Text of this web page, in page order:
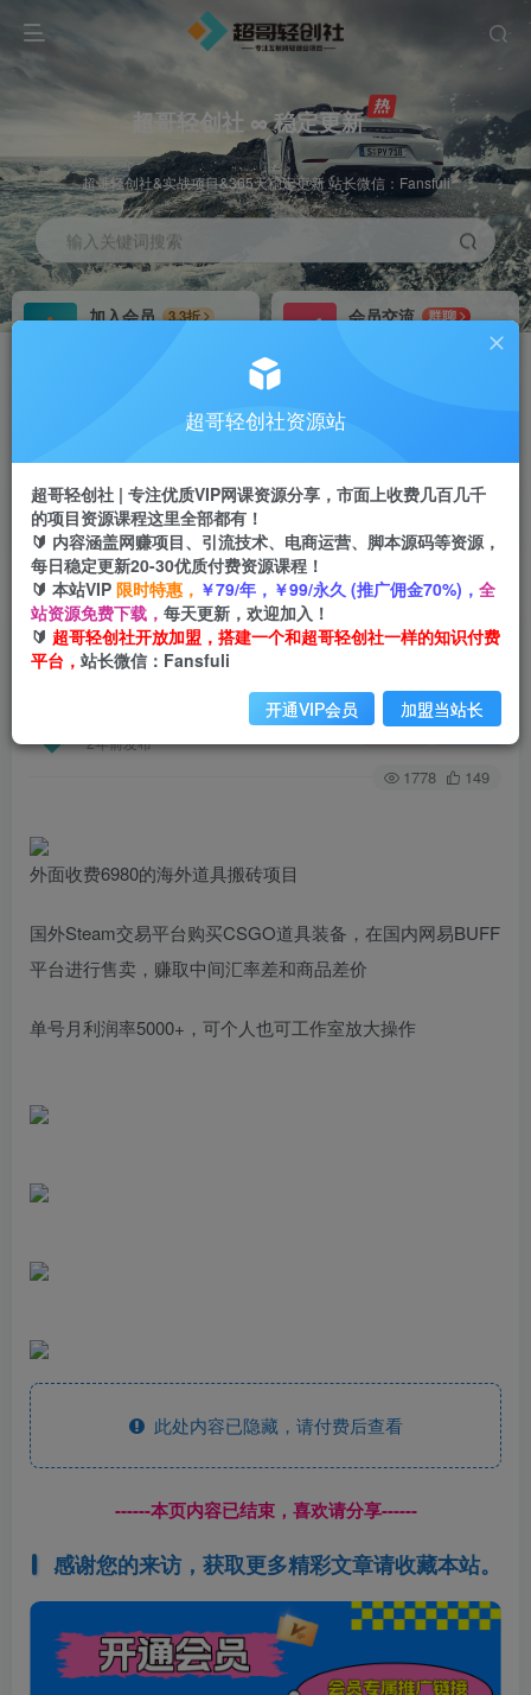
超哥轻创社 ∞ 稳定更新
超哥轻创社&实战项目&365天稳定更新 站长微信：Fansfuli
输入关键词搜索
加入会员
3.3折
会员交流
群聊
推广返佣高达70%
首页 创业课程 会员专属 正文
（6688期）收费6980的Steam海外道具搬砖项
目，单号月收益5000+全套实操教程
2年前发布
关注 私信
1778 149
外面收费6980的海外道具搬砖项目
国外Steam交易平台购买CSGO道具装备，在国内网易BUFF
平台进行售卖，赚取中间汇率差和商品差价
单号月利润率5000+，可个人也可工作室放大操作
此处内容已隐藏，请付费后查看
------本页内容已结束，喜欢请分享------
感谢您的来访，获取更多精彩文章请收藏本站。
超哥轻创社资源站
超哥轻创社 | 专注优质VIP网课资源分享，市面上收费几百几千
的项目资源课程这里全部都有！
🔰 内容涵盖网赚项目、引流技术、电商运营、脚本源码等资源，
每日稳定更新20-30优质付费资源课程！
🔰 本站VIP 限时特惠， ￥79/年，￥99/永久 (推广佣金70%)， 全
站资源免费下载， 每天更新，欢迎加入！
🔰 超哥轻创社开放加盟，搭建一个和超哥轻创社一样的知识付费
平台， 站长微信：Fansfuli
开通VIP会员 加盟当站长